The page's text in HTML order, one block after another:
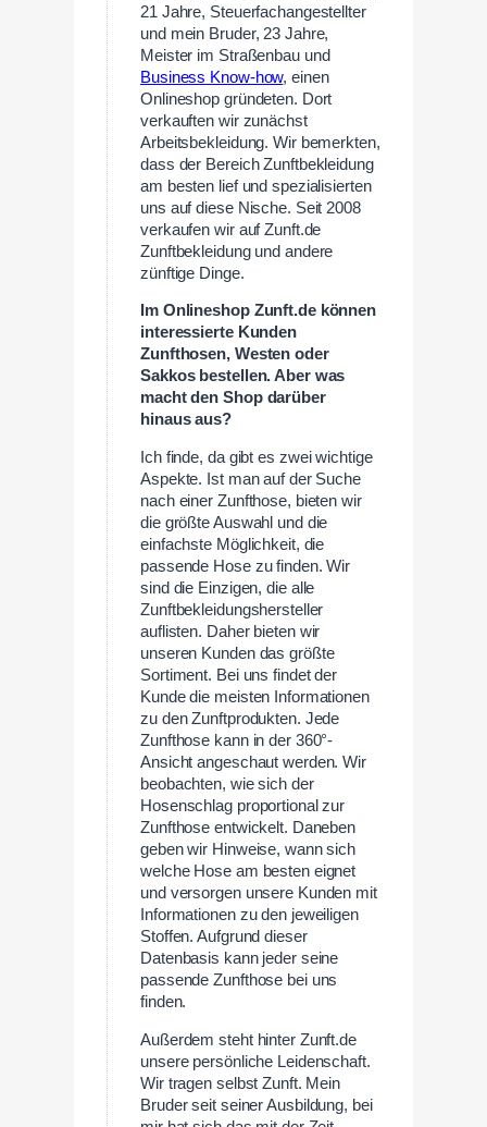
21 Jahre, Steuerfachangestellter
und mein Bruder, 23 Jahre,
Meister im Straßenbau und
Business Know-how, einen
Onlineshop gründeten. Dort
verkauften wir zunächst
Arbeitsbekleidung. Wir bemerkten,
dass der Bereich Zunftbekleidung
am besten lief und spezialisierten
uns auf diese Nische. Seit 2008
verkaufen wir auf Zunft.de
Zunftbekleidung und andere
zünftige Dinge.
Im Onlineshop Zunft.de können
interessierte Kunden
Zunfthosen, Westen oder
Sakkos bestellen. Aber was
macht den Shop darüber
hinaus aus?
Ich finde, da gibt es zwei wichtige
Aspekte. Ist man auf der Suche
nach einer Zunfthose, bieten wir
die größte Auswahl und die
einfachste Möglichkeit, die
passende Hose zu finden. Wir
sind die Einzigen, die alle
Zunftbekleidungshersteller
auflisten. Daher bieten wir
unseren Kunden das größte
Sortiment. Bei uns findet der
Kunde die meisten Informationen
zu den Zunftprodukten. Jede
Zunfthose kann in der 360°-
Ansicht angeschaut werden. Wir
beobachten, wie sich der
Hosenschlag proportional zur
Zunfthose entwickelt. Daneben
geben wir Hinweise, wann sich
welche Hose am besten eignet
und versorgen unsere Kunden mit
Informationen zu den jeweiligen
Stoffen. Aufgrund dieser
Datenbasis kann jeder seine
passende Zunfthose bei uns
finden.
Außerdem steht hinter Zunft.de
unsere persönliche Leidenschaft.
Wir tragen selbst Zunft. Mein
Bruder seit seiner Ausbildung, bei